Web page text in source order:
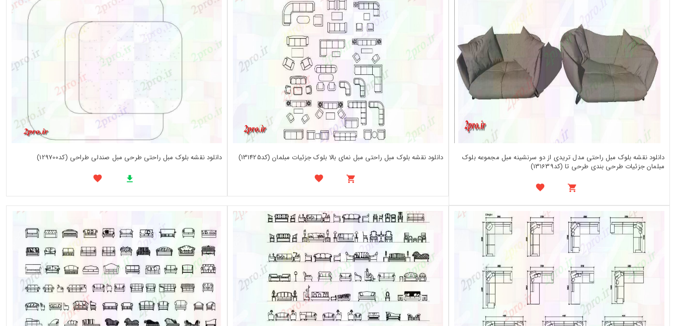
دانلود نقشه بلوک مبل راحتی مدل تریدی از دو سرنشینه مبل مجموعه بلوک
مبلمان جزئیات طرحی بندی طرحی تا (کد131639)
دانلود نقشه بلوک مبل راحتی مبل نمای بالا بلوک جزئیات مبلمان (کد131425) دانلود نقشه بلوک مبل راحتی طرحی مبل صندلی طراحی (کد129700)